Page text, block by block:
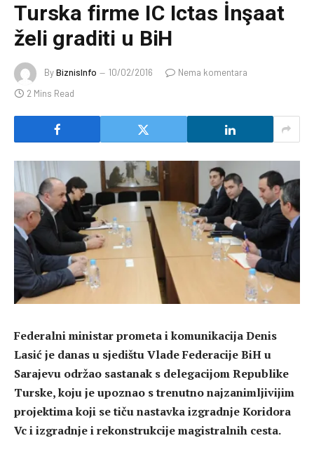
Turska firme IC Ictas İnşaat
želi graditi u BiH
ByBiznisInfo 10/02/2016
Nema komentara
2 Mins Read
Federalni ministar prometa i komunikacija Denis
Lasić je danas u sjedištu Vlade Federacije BiH u
Sarajevu održao sastanak s delegacijom Republike
Turske, koju je upoznao s trenutno najzanimljivijim
projektima koji se tiču nastavka izgradnje Koridora
Vc i izgradnje i rekonstrukcije magistralnih cesta.